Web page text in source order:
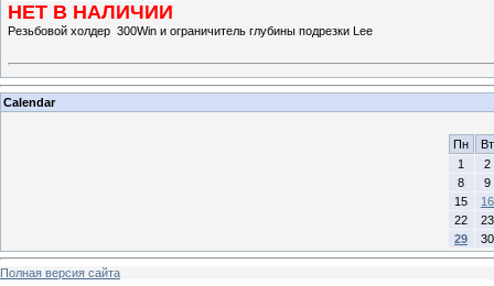
НЕТ В НАЛИЧИИ
Резьбовой холдер 300Win и ограничитель глубины подрезки Lee
Calendar
Пн
Вт
1
2
8
9
15
16
22
23
29
30
Полная версия сайта